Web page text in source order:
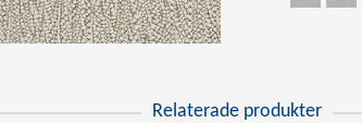
Relaterade produkter